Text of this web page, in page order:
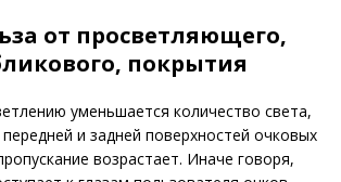
от просветляющего,
покрытия
уменьшается количество света,
и задней поверхностей очковых
возрастает. Иначе говоря,